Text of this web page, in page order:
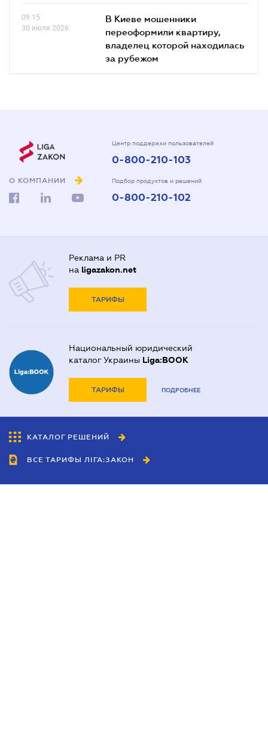
09.15
30 июля 2026
В Киеве мошенники
переоформили квартиру,
владелец которой находилась
за рубежом
О КОМПАНИИ
Центр поддержки пользователей
0-800-210-103
Подбор продуктов и решений
0-800-210-102
Реклама и PR
на ligazakon.net
ТАРИФЫ
Национальный юридический
каталог Украины Liga:BOOK
ТАРИФЫ ПОДРОБНЕЕ
КАТАЛОГ РЕШЕНИЙ
ВСЕ ТАРИФЫ ЛІГА:ЗАКОН